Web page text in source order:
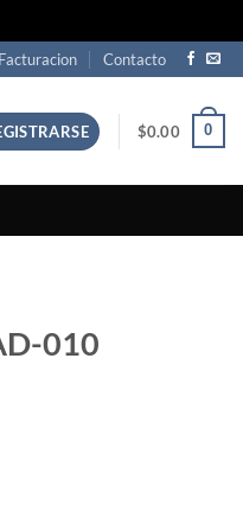
Facturacion Contacto
$0.00 0
010